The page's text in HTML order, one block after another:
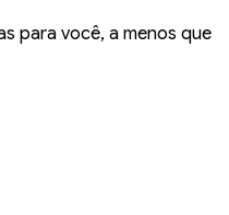
para você, a menos que